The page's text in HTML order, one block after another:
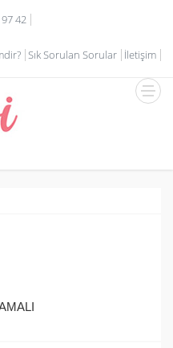
42
Sık Sorulan Sorular İletişim